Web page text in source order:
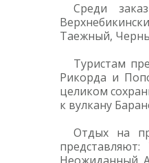
Среди
Таежный,
Туристам
Рикорда и
целиком
к вулкану
Отдых на